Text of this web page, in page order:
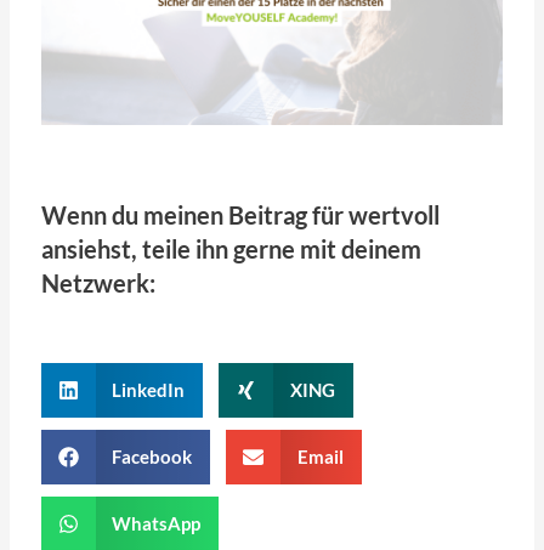
Wenn du meinen Beitrag für wertvoll
ansiehst, teile ihn gerne mit deinem
Netzwerk:
LinkedIn XING
Facebook Email
WhatsApp